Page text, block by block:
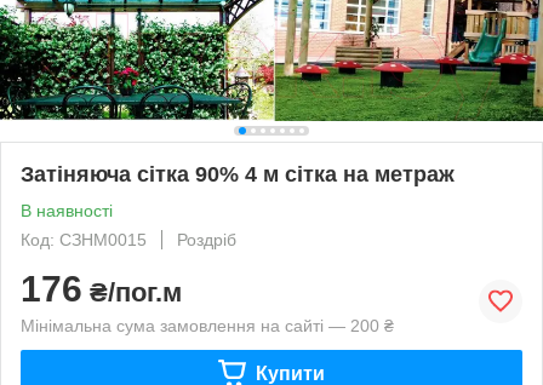
Затіняюча сітка 90% 4 м сітка на метраж
В наявності
Код: СЗНМ0015
Роздріб
176 ₴/пог.м
Мінімальна сума замовлення на сайті — 200 ₴
Купити